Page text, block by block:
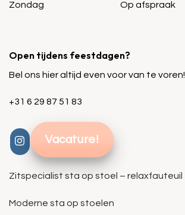
Zondag
Op afspraak
Open tijdens feestdagen?
Bel ons hier altijd even voor van te voren!
+31 6 29 87 51 83
Vacature!
Zitspecialist sta op stoel – relaxfauteuil
Moderne sta op stoelen